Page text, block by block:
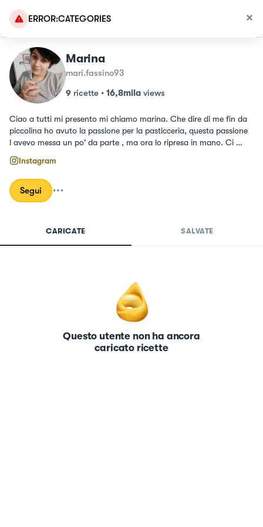
ERROR:CATEGORIES
Marina
mari.fassino93
9 ricette • 16,8mila views
Ciao a tutti mi presento mi chiamo marina. Che dire di me fin da
piccolina ho avuto la passione per la pasticceria, questa passione
l avevo messa un po' da parte , ma ora lo ripresa in mano. Ci
replicabili. Vi aspetto numerosi :)
Instagram
Segui
CARICATE SALVATE
Questo utente non ha ancora
caricato ricette